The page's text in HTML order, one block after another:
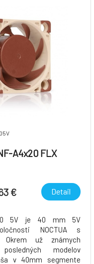
A4x20 FLX
€ Detail
5V je 40 mm 5V
NOCTUA s
Okrem už známych
modelov
v 40mm segmente